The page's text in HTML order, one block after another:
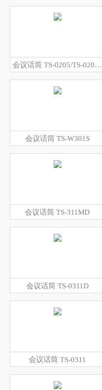
会议话筒 TS-0205/TS-0205A
会议话筒 TS-W301S
会议话筒 TS-311MD
会议话筒 TS-0311D
会议话筒 TS-0311